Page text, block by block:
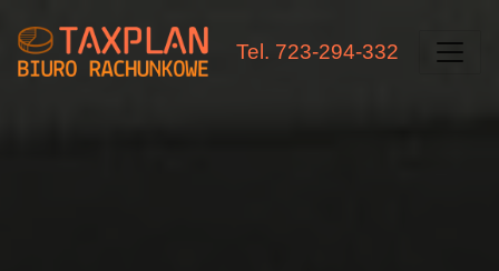
Tel. 723-294-332